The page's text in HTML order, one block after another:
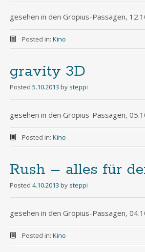
gesehen in den Gropius-Passagen,
Posted in: Kino
gravity 3D
Posted 5.10.2013 by steppi
gesehen in den Gropius-Passagen,
Posted in: Kino
Rush – alles für
Posted 4.10.2013 by steppi
gesehen in den Gropius-Passagen,
Posted in: Kino